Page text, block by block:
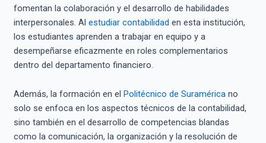
fomentan la colaboración y el desarrollo de habilidades
interpersonales. Al estudiar contabilidad en esta institución,
los estudiantes aprenden a trabajar en equipo y a
desempeñarse eficazmente en roles complementarios
dentro del departamento financiero.
Además, la formación en el Politécnico de Suraméricano
solo se enfoca en los aspectos técnicos de la contabilidad,
sino también en el desarrollo de competencias blandas
como la comunicación, la organización y la resolución de